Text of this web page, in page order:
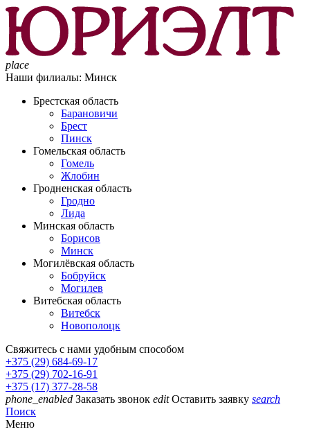
place
Наши филиалы: Минск
Брестская область
Барановичи
Брест
Пинск
Гомельская область
Гомель
Жлобин
Гродненская область
Гродно
Лида
Минская область
Борисов
Минск
Могилёвская область
Бобруйск
Могилев
Витебская область
Витебск
Новополоцк
Свяжитесь с нами удобным способом
+375 (29) 684-69-17
+375 (29) 702-16-91
+375 (17) 377-28-58
phone_enabled Заказать звонок edit Оставить заявку search
Поиск
Меню